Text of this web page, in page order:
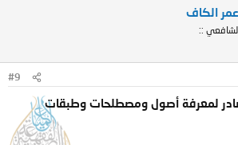
المنهاج.
الطالبين،تأليف:الإمام النووي، بعناية:
دار المنهاج- جدة، الطبعة الأولى (
الكاف
::
#9
لمعرفة أصول ومصطلحات وطبقات